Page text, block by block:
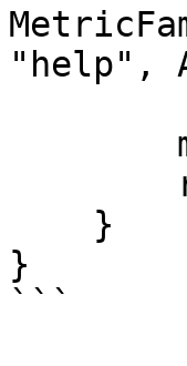
"help",
}
```